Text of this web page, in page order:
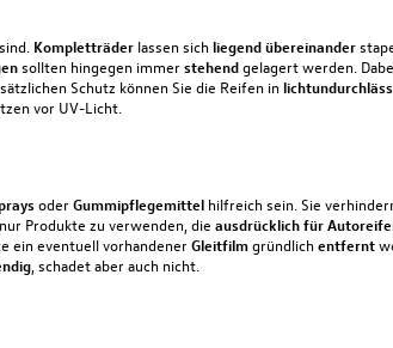
Kompletträder lassen sich liegend übereinander
sollten hingegen immer stehend gelagert werden.
Schutz können Sie die Reifen in
vor UV-Licht.
oder Gummipflegemittel hilfreich sein. Sie
Produkte zu verwenden, die ausdrücklich für
ein eventuell vorhandener Gleitfilm gründlich entfernt
, schadet aber auch nicht.